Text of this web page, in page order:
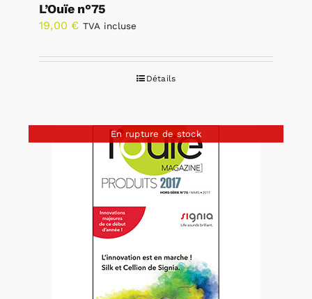
L’Ouïe n°75
19,00 € TVA incluse
Détails
En rupture de stock